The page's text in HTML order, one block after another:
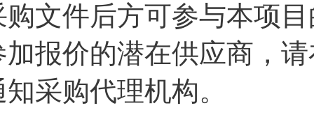
购文件后方可参与本项
加报价的潜在供应商，
知采购代理机构。